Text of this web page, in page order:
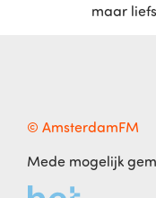
maar
© AmsterdamFM
Mede mogelijk